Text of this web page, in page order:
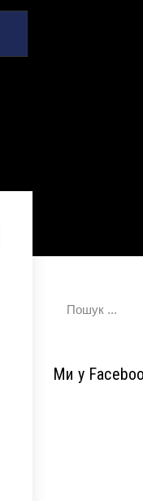
Ми у